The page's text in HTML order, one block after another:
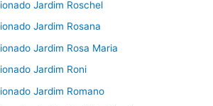
Jardim Roschel
Jardim Rosana
Jardim Rosa Maria
Jardim Roni
Jardim Romano